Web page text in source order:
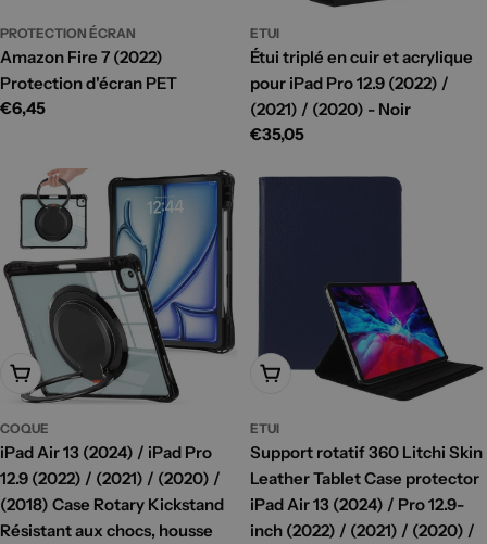
PROTECTION ÉCRAN
Amazon Fire 7 (2022)
Protection d'écran PET
Prix
€6,45
ETUI
Étui triplé en cuir et acrylique
pour iPad Pro 12.9 (2022) /
(2021) / (2020) - Noir
Prix
€35,05
Ajouter Au Panier
COQUE
iPad Air 13 (2024) / iPad Pro
12.9 (2022) / (2021) / (2020) /
(2018) Case Rotary Kickstand
Résistant aux chocs, housse
Ajouter Au Panier
ETUI
Support rotatif 360 Litchi Skin
Leather Tablet Case protector
iPad Air 13 (2024) / Pro 12.9-
inch (2022) / (2021) / (2020) /